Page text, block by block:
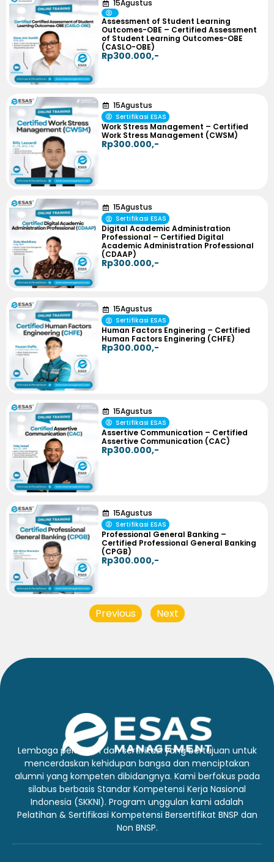
15Agustus
Assessment of Student Learning
Outcomes-OBE – Certified Assessment
of Student Learning Outcomes-OBE
(CASLO-OBE)
Rp300.000,-
15Agustus
Sertifikasi ESAS
Work Stress Management – Certified
Work Stress Management (CWSM)
Rp300.000,-
15Agustus
Sertifikasi ESAS
Digital Academic Administration
Professional – Certified Digital
Academic Administration Professional
(CDAAP)
Rp300.000,-
15Agustus
Sertifikasi ESAS
Human Factors Enginering – Certified
Human Factors Enginering (CHFE)
Rp300.000,-
15Agustus
Sertifikasi ESAS
Assertive Communication – Certified
Assertive Communication (CAC)
Rp300.000,-
15Agustus
Sertifikasi ESAS
Professional General Banking –
Certified Professional General Banking
(CPGB)
Rp300.000,-
Previous Next
Lembaga pelatihan dan sertifikasi yang bertujuan untuk
mencerdaskan kehidupan bangsa dan menciptakan
alumni yang kompeten dibidangnya. Kami berfokus pada
silabus berbasis Standar Kompetensi Kerja Nasional
Indonesia (SKKNI). Program unggulan kami adalah
Pelatihan & Sertifikasi Kompetensi Bersertifikat BNSP dan
Non BNSP.